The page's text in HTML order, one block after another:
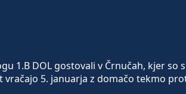
1.B DOL gostovali v Črnučah, kjer so
vračajo 5. januarja z domačo tekmo